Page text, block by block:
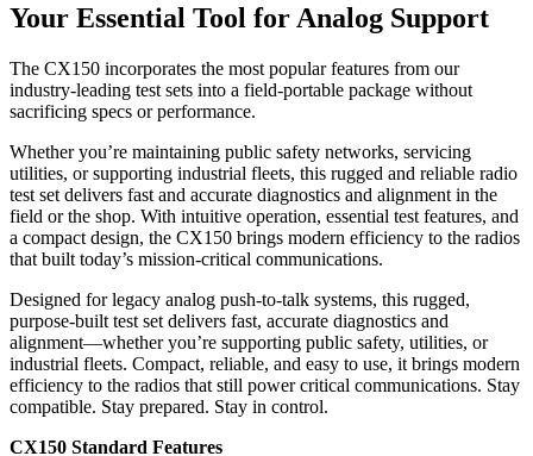
Your Essential Tool for Analog Support
The CX150 incorporates the most popular features from our
industry-leading test sets into a field-portable package without
sacrificing specs or performance.
Whether you’re maintaining public safety networks, servicing
utilities, or supporting industrial fleets, this rugged and reliable radio
test set delivers fast and accurate diagnostics and alignment in the
field or the shop. With intuitive operation, essential test features, and
a compact design, the CX150 brings modern efficiency to the radios
that built today’s mission-critical communications.
Designed for legacy analog push-to-talk systems, this rugged,
purpose-built test set delivers fast, accurate diagnostics and
alignment—whether you’re supporting public safety, utilities, or
industrial fleets. Compact, reliable, and easy to use, it brings modern
efficiency to the radios that still power critical communications. Stay
compatible. Stay prepared. Stay in control.
CX150 Standard Features